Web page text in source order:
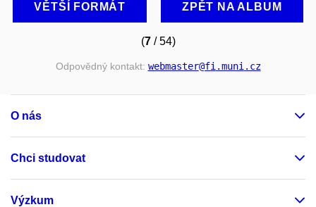
VĚTŠÍ FORMÁT ZPĚT NA ALBUM
(7/ 54)
Odpovědný kontakt: webmaster@fi.muni.cz
O nás
Chci studovat
Výzkum